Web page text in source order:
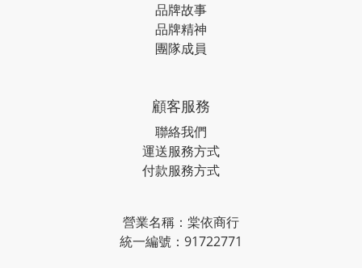
品牌故事
品牌精神
團隊成員
顧客服務
聯絡我們
運送服務方式
付款服務方式
營業名稱：棠依商行
統一編號：91722771